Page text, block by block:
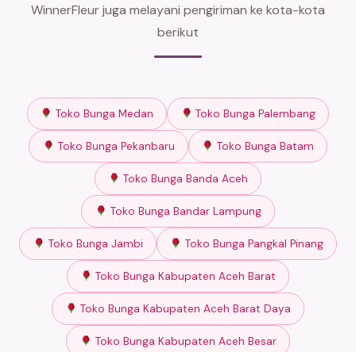
WinnerFleur juga melayani pengiriman ke kota-kota
berikut
Toko Bunga Medan Toko Bunga Palembang
Toko Bunga Pekanbaru Toko Bunga Batam
Toko Bunga Banda Aceh
Toko Bunga Bandar Lampung
Toko Bunga Jambi Toko Bunga Pangkal Pinang
Toko Bunga Kabupaten Aceh Barat
Toko Bunga Kabupaten Aceh Barat Daya
Toko Bunga Kabupaten Aceh Besar